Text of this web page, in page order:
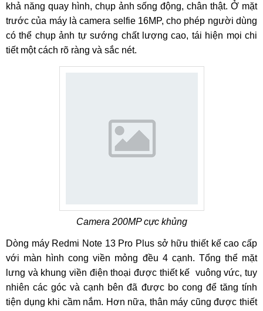
khả năng quay hình, chụp ảnh sống động, chân thật. Ở mặt
trước của máy là camera selfie 16MP, cho phép người dùng
có thể chụp ảnh tự sướng chất lượng cao, tái hiện mọi chi
tiết một cách rõ ràng và sắc nét.
Camera 200MP cực khủng
Dòng máy Redmi Note 13 Pro Plus sở hữu thiết kế cao cấp
với màn hình cong viền mỏng đều 4 cạnh. Tổng thể mặt
lưng và khung viền điện thoại được thiết kế vuông vức, tuy
nhiên các góc và cạnh bên đã được bo cong để tăng tính
tiện dụng khi cầm nắm. Hơn nữa, thân máy cũng được thiết